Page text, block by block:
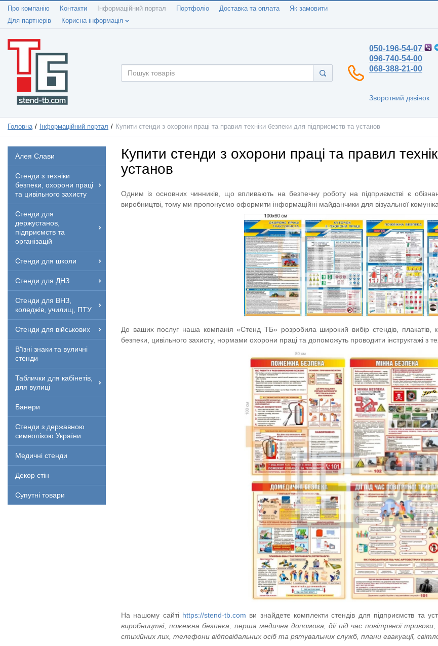
Про компанію Контакти Інформаційний портал Портфоліо Доставка та оплата
Як замовити
Для партнерів
Корисна інформація
050-196-54-07
096-740-54-00
068-388-21-00
Зворотний дзвінок
Головна Інформаційний портал Купити стенди з охорони праці та правил техніки безпеки для підприємств та установ
Алея Слави
Стенди з техніки
безпеки, охорони праці
та цивільного захисту
Стенди для
держустанов,
підприємств та
організацій
Стенди для школи
Стенди для ДНЗ
Стенди для ВНЗ,
коледжів, училищ, ПТУ
Стенди для військових
В'їзні знаки та вуличні
стенди
Таблички для кабінетів,
для вулиці
Банери
Стенди з державною
символікою України
Медичні стенди
Декор стін
Супутні товари
Купити стенди з охорони праці та правил
установ
Одним із основних чинників, що впливають на безпечну роботу на підприємстві є
виробництві, тому ми пропонуємо оформити інформаційні майданчики для візуальної
До ваших послуг наша компанія «Стенд ТБ» розробила широкий вибір стендів, плакатів,
безпеки, цивільного захисту, нормами охорони праці та допоможуть проводити інструктажі з
На нашому сайті https://stend-tb.com ви знайдете комплекти стендів для підприємств та
виробництві, пожежна безпека, перша медична допомога, дії під час повітряної
стихійних лих, телефони відповідальних осіб та рятувальних служб, плани евакуації,